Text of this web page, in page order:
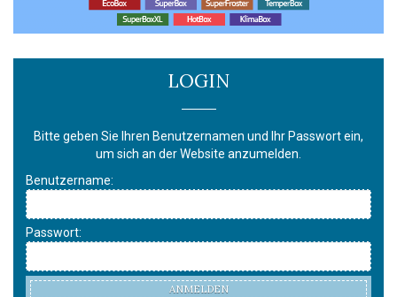
LOGIN
Bitte geben Sie Ihren Benutzernamen und Ihr Passwort ein,
um sich an der Website anzumelden.
Benutzername:
Passwort:
ANMELDEN